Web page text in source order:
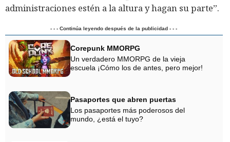
administraciones estén a la altura y hagan su parte”.
- - - Continúa leyendo después de la publicidad - - -
Corepunk MMORPG
Un verdadero MMORPG de la vieja
escuela ¡Cómo los de antes, pero mejor!
Pasaportes que abren puertas
Los pasaportes más poderosos del
mundo, ¿está el tuyo?